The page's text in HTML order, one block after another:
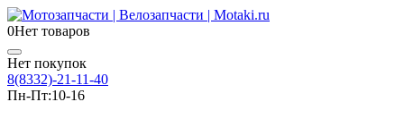
0Нет товаров
Нет покупок
8(8332)-21-11-40
Пн-Пт:10-16